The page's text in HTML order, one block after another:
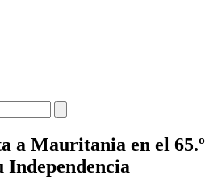
a Mauritania en el 65.º
Independencia